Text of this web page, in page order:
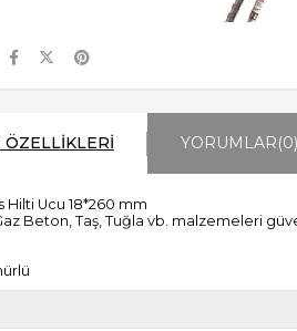
ÖZELLIKLERI YORUMLAR(0)
Hilti Ucu 18*260 mm
Beton, Taş, Tuğla vb. malzemeleri